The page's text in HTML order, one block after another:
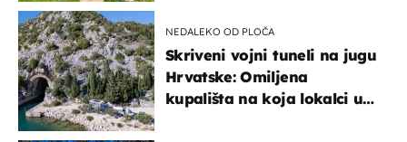
NEDALEKO OD PLOČA
Skriveni vojni tuneli na jugu
Hrvatske: Omiljena
kupališta na koja lokalci u